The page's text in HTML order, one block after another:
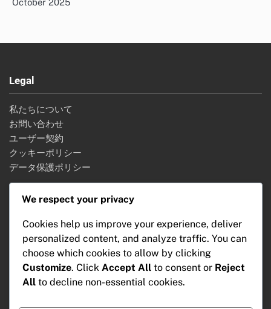
Legal
私たちについて
お問い合わせ
ユーザー契約
クッキーポリシー
データ保護ポリシー
テレビのコストと投資
テレビの使用体験
テレビの選び方
We respect your privacy
Cookies help us improve your experience, deliver
personalized content, and analyze traffic. You can
choose which cookies to allow by clicking
Customize. Click Accept All to consent or Reject
All to decline non-essential cookies.